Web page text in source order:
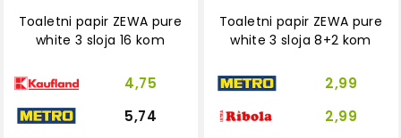
Toaletni papir ZEWA pure
white 3 sloja 16 kom
4,75
5,74
Toaletni papir ZEWA pure
white 3 sloja 8+2 kom
2,99
2,99